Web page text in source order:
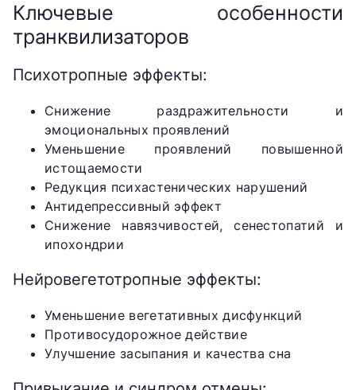
Ключевые особенности
транквилизаторов
Психотропные эффекты:
Снижение раздражительности и
эмоциональных проявлений
Уменьшение проявлений повышенной
истощаемости
Редукция психастенических нарушений
Антидепрессивный эффект
Снижение навязчивостей, сенестопатий и
ипохондрии
Нейровегетотропные эффекты:
Уменьшение вегетативных дисфункций
Противосудорожное действие
Улучшение засыпания и качества сна